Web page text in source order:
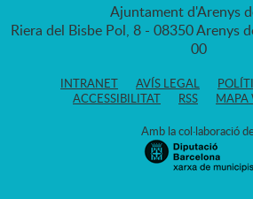
Ajuntament d'Arenys
Riera del Bisbe Pol, 8 - 08350 Arenys
00
INTRANET AVÍS LEGAL
ACCESSIBILITAT
RSS MAPA
Amb la col·laboració